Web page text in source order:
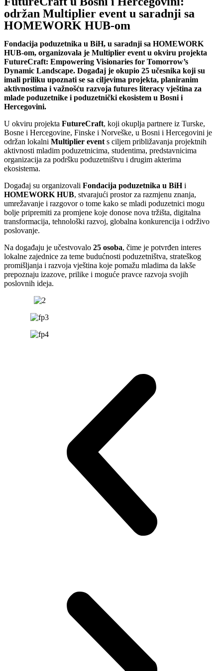
održan Multiplier event u saradnji sa
HOMEWORK HUB-om
Fondacija poduzetnika u BiH, u saradnji sa HOMEWORK
HUB-om, organizovala je Multiplier event u okviru projekta
FutureCraft: Empowering Visionaries for Tomorrow’s
Dynamic Landscape. Događaj je okupio 25 učesnika koji su
imali priliku upoznati se sa ciljevima projekta, planiranim
aktivnostima i važnošću razvoja futures literacy vještina za
mlade poduzetnike i poduzetnički ekosistem u Bosni i
Hercegovini.
U okviru projekta FutureCraft, koji okuplja partnere iz Turske,
Bosne i Hercegovine, Finske i Norveške, u Bosni i Hercegovini je
održan lokalni Multiplier event s ciljem približavanja projektnih
aktivnosti mladim poduzetnicima, studentima, predstavnicima
organizacija za podršku poduzetništvu i drugim akterima
ekosistema.
Događaj su organizovali Fondacija poduzetnika u BiHi
HOMEWORK HUB, stvarajući prostor za razmjenu znanja,
umrežavanje i razgovor o tome kako se mladi poduzetnici mogu
bolje pripremiti za promjene koje donose nova tržišta, digitalna
transformacija, tehnološki razvoj, globalna konkurencija i održivo
poslovanje.
Na događaju je učestvovalo 25 osoba, čime je potvrđen interes
lokalne zajednice za teme budućnosti poduzetništva, strateškog
promišljanja i razvoja vještina koje pomažu mladima da lakše
prepoznaju izazove, prilike i moguće pravce razvoja svojih
poslovnih ideja.